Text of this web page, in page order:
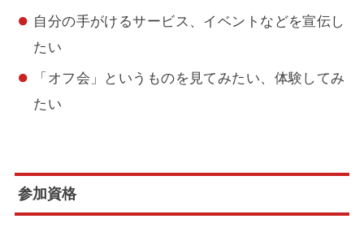
自分の手がけるサービス、イベントなどを宣伝し
たい
「オフ会」というものを見てみたい、体験してみ
たい
参加資格